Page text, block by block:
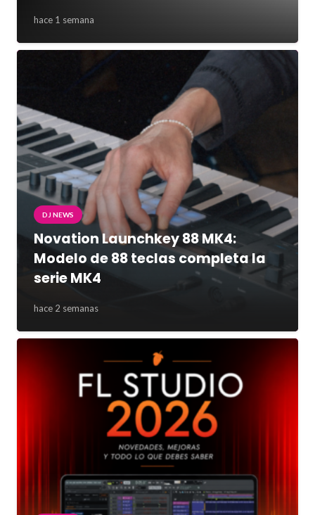
hace 1 semana
DJ NEWS
Novation Launchkey 88 MK4:
Modelo de 88 teclas completa la
serie MK4
hace 2 semanas